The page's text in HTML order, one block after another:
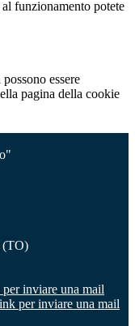
funzionamento potete
essere
pagina della cookie
(TO)
inviare una mail
per inviare una mail